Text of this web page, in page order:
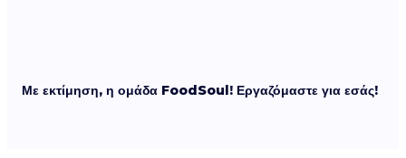
Με εκτίμηση, η ομάδα FoodSoul! Εργαζόμαστε για εσάς!